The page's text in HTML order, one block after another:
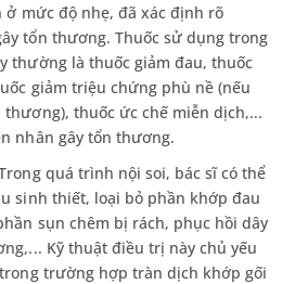
mức độ nhẹ, đã xác định rõ
tổn thương. Thuốc sử dụng trong
thường là thuốc giảm đau, thuốc
giảm triệu chứng phù nề (nếu
thương), thuốc ức chế miễn dịch,...
nhân gây tổn thương.
quá trình nội soi, bác sĩ có thể
sinh thiết, loại bỏ phần khớp đau
sụn chêm bị rách, phục hồi dây
Kỹ thuật điều trị này chủ yếu
trường hợp tràn dịch khớp gối